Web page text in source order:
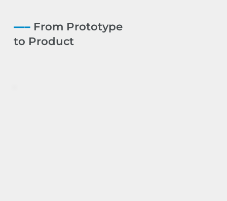
––– From Prototype
to Product